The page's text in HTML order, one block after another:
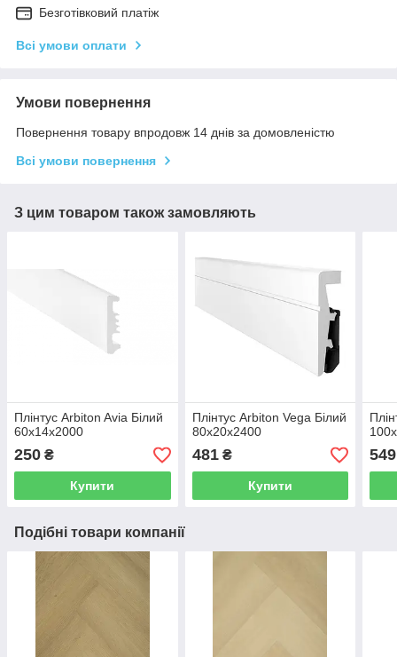
Безготівковий платіж
Всі умови оплати
Умови повернення
Повернення товару впродовж 14 днів за домовленістю
Всі умови повернення
З цим товаром також замовляють
Плінтус Arbiton Avia Білий
60x14x2000
250 ₴
Купити
Плінтус Arbiton Vega Білий
80x20x2400
481₴
Купити
549
Подібні товари компанії